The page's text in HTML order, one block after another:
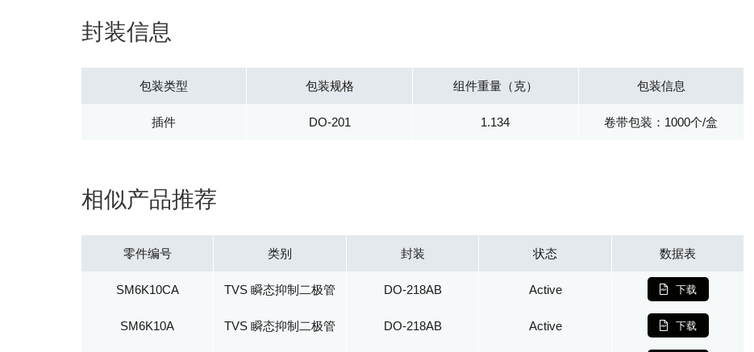
封装信息
包装类型
插件
包装规格
DO-201
组件重量（克）
1.134
包装信息
卷带包装：1000个/盒
相似产品推荐
零件编号 类别 封装 状态 数据表
SM6K10CA TVS 瞬态抑制二极管 DO-218AB Active 下载
SM6K10A TVS 瞬态抑制二极管 DO-218AB Active 下载